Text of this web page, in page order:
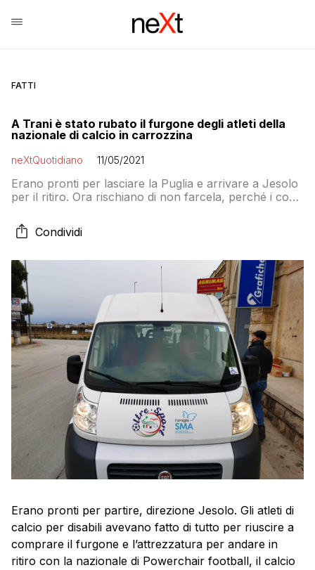
FATTI
A Trani è stato rubato il furgone degli atleti della
nazionale di calcio in carrozzina
neXtQuotidiano 11/05/2021
Erano pronti per lasciare la Puglia e arrivare a Jesolo
per il ritiro. Ora rischiano di non farcela, perché i costi
Condividi
Erano pronti per partire, direzione Jesolo. Gli atleti di
calcio per disabili avevano fatto di tutto per riuscire a
comprare il furgone e l’attrezzatura per andare in
ritiro con la nazionale di Powerchair football, il calcio